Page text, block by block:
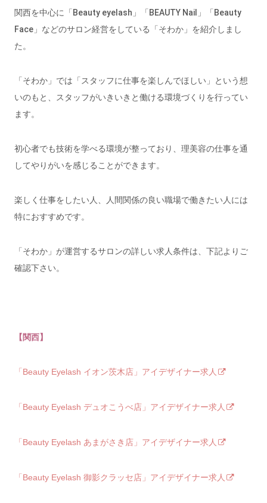
関西を中心に「Beauty eyelash」「BEAUTY Nail」「Beauty
Face」などのサロン経営をしている「そわか」を紹介しまし
た。
「そわか」では「スタッフに仕事を楽しんでほしい」という想
いのもと、スタッフがいきいきと働ける環境づくりを行ってい
ます。
初心者でも技術を学べる環境が整っており、理美容の仕事を通
してやりがいを感じることができます。
楽しく仕事をしたい人、人間関係の良い職場で働きたい人には
特におすすめです。
「そわか」が運営するサロンの詳しい求人条件は、下記よりご
確認下さい。
【関西】
「Beauty Eyelash イオン茨木店」アイデザイナー求人
「Beauty Eyelash デュオこうべ店」アイデザイナー求人
「Beauty Eyelash あまがさき店」アイデザイナー求人
「Beauty Eyelash 御影クラッセ店」アイデザイナー求人